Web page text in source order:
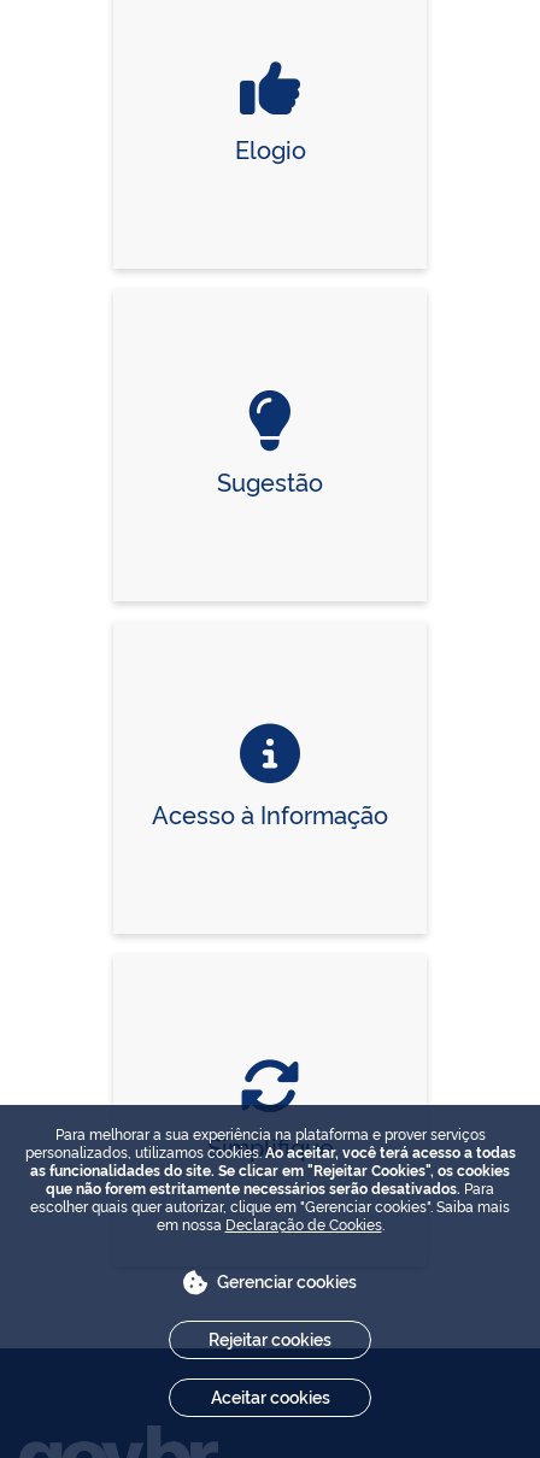
Elogio
Sugestão
Acesso à Informação
Simplifique
Para melhorar a sua experiência na plataforma e prover serviços
personalizados, utilizamos cookies.Ao aceitar, você terá acesso a todas
as funcionalidades do site. Se clicar em "Rejeitar Cookies", os cookies
que não forem estritamente necessários serão desativados. Para
escolher quais quer autorizar, clique em "Gerenciar cookies". Saiba mais
em nossa Declaração de Cookies.
Gerenciar cookies
Rejeitar cookies
Aceitar cookies